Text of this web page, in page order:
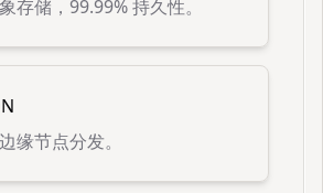
存储，99.99% 持久性。
缘节点分发。